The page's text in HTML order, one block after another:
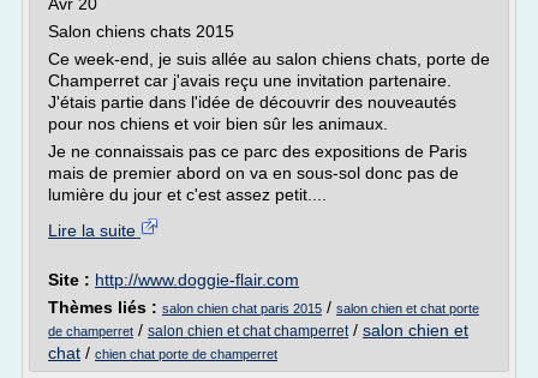
Salon chiens chats 2015
Ce week-end, je suis allée au salon chiens chats, porte de
Champerret car j'avais reçu une invitation partenaire.
J'étais partie dans l'idée de découvrir des nouveautés
pour nos chiens et voir bien sûr les animaux.
Je ne connaissais pas ce parc des expositions de Paris
mais de premier abord on va en sous-sol donc pas de
lumière du jour et c'est assez petit....
Lire la suite
Site : http://www.doggie-flair.com
Thèmes liés : salon chien chat paris 2015 / salon chien et chat porte
de champerret / salon chien et chat champerret/ salon chien et
chat / chien chat porte de champerret